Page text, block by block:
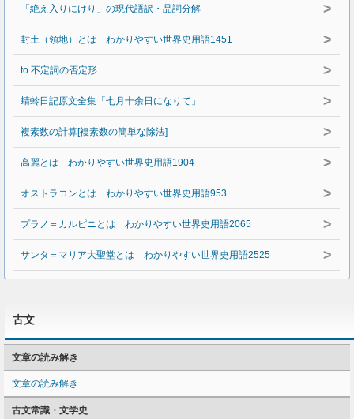
「絶え入りにけり」の現代語訳・品詞分解 >
封土（領地）とは わかりやすい世界史用語1451 >
to 不定詞の否定形 >
蜻蛉日記原文全集「七月十余日になりて」 >
複素数の計算[複素数の簡単な除法] >
高麗とは わかりやすい世界史用語1904 >
オストラコンとは わかりやすい世界史用語953 >
プラノ＝カルピニとは わかりやすい世界史用語2065 >
サンタ＝マリア大聖堂とは わかりやすい世界史用語2525 >
古文
文章の読み解き
文章の読み解き
古文常識・文学史